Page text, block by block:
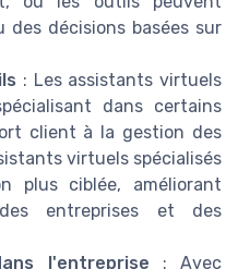
des décisions basées sur
: Les assistants virtuels
dans certains
client à la gestion des
virtuels spécialisés
plus ciblée, améliorant
entreprises et des
l'entreprise : Avec